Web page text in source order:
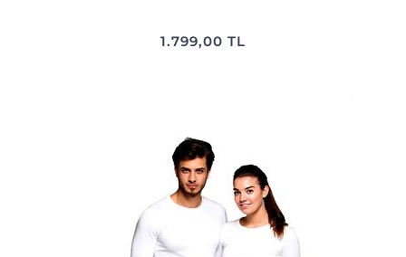
1.799,00 TL